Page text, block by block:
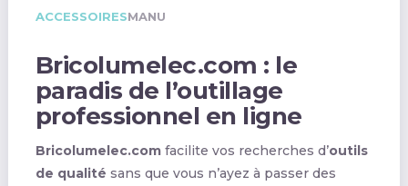
ACCESSOIRESMANU
Bricolumelec.com : le
paradis de l’outillage
professionnel en ligne
Bricolumelec.comfacilite vos recherches d’outils
de qualité sans que vous n’ayez à passer des